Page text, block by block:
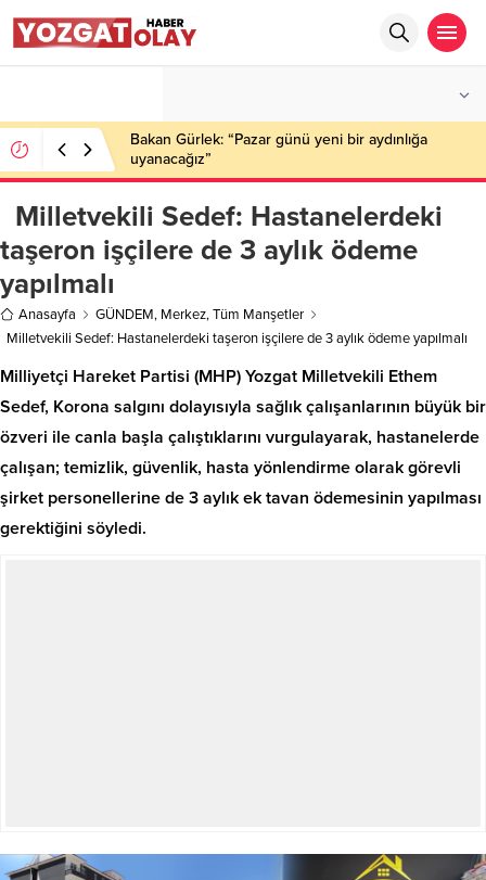
Bakan Gürlek: “Pazar günü yeni bir aydınlığa
uyanacağız”
Milletvekili Sedef: Hastanelerdeki
taşeron işçilere de 3 aylık ödeme
yapılmalı
Anasayfa GÜNDEM, Merkez,Tüm Manşetler
Milletvekili Sedef: Hastanelerdeki taşeron işçilere de 3 aylık ödeme yapılmalı
Milliyetçi Hareket Partisi (MHP) Yozgat Milletvekili Ethem
Sedef, Korona salgını dolayısıyla sağlık çalışanlarının büyük bir
özveri ile canla başla çalıştıklarını vurgulayarak, hastanelerde
çalışan; temizlik, güvenlik, hasta yönlendirme olarak görevli
şirket personellerine de 3 aylık ek tavan ödemesinin yapılması
gerektiğini söyledi.